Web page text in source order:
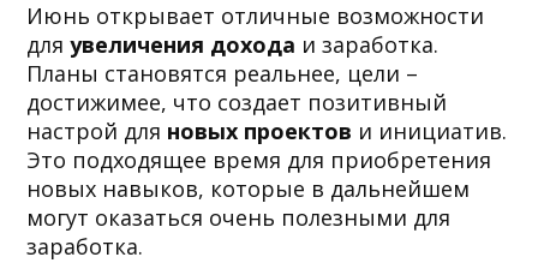
Июнь открывает отличные возможности
для увеличения дохода и заработка.
Планы становятся реальнее, цели –
достижимее, что создает позитивный
настрой для новых проектов и инициатив.
Это подходящее время для приобретения
новых навыков, которые в дальнейшем
могут оказаться очень полезными для
заработка.